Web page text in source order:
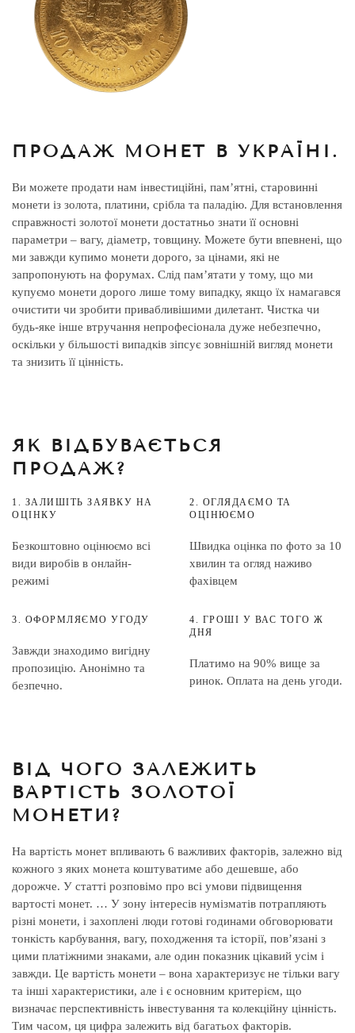
ПРОДАЖ МОНЕТ В УКРАЇНІ.
Ви можете продати нам інвестиційні, пам’ятні, старовинні
монети із золота, платини, срібла та паладію. Для встановлення
справжності золотої монети достатньо знати її основні
параметри – вагу, діаметр, товщину. Можете бути впевнені, що
ми завжди купимо монети дорого, за цінами, які не
запропонують на форумах. Слід пам’ятати у тому, що ми
купуємо монети дорого лише тому випадку, якщо їх намагався
очистити чи зробити привабливішими дилетант. Чистка чи
будь-яке інше втручання непрофесіонала дуже небезпечно,
оскільки у більшості випадків зіпсує зовнішній вигляд монети
та знизить її цінність.
ЯК ВІДБУВАЄТЬСЯ
ПРОДАЖ?
1. ЗАЛИШІТЬ ЗАЯВКУ НА
ОЦІНКУ
Безкоштовно оцінюємо всі
види виробів в онлайн-
режимі
2. ОГЛЯДАЄМО ТА
ОЦІНЮЄМО
Швидка оцінка по фото за 10
хвилин та огляд наживо
фахівцем
3. ОФОРМЛЯЄМО УГОДУ
Завжди знаходимо вигідну
пропозицію. Анонімно та
безпечно.
4. ГРОШІ У ВАС ТОГО Ж
ДНЯ
Платимо на 90% вище за
ринок. Оплата на день угоди.
ВІД ЧОГО ЗАЛЕЖИТЬ
ВАРТІСТЬ ЗОЛОТОЇ
МОНЕТИ?
На вартість монет впливають 6 важливих факторів, залежно від
кожного з яких монета коштуватиме або дешевше, або
дорожче. У статті розповімо про всі умови підвищення
вартості монет. … У зону інтересів нумізматів потрапляють
різні монети, і захоплені люди готові годинами обговорювати
тонкість карбування, вагу, походження та історії, пов’язані з
цими платіжними знаками, але один показник цікавий усім і
завжди. Це вартість монети – вона характеризує не тільки вагу
та інші характеристики, але і є основним критерієм, що
визначає перспективність інвестування та колекційну цінність.
Тим часом, ця цифра залежить від багатьох факторів.